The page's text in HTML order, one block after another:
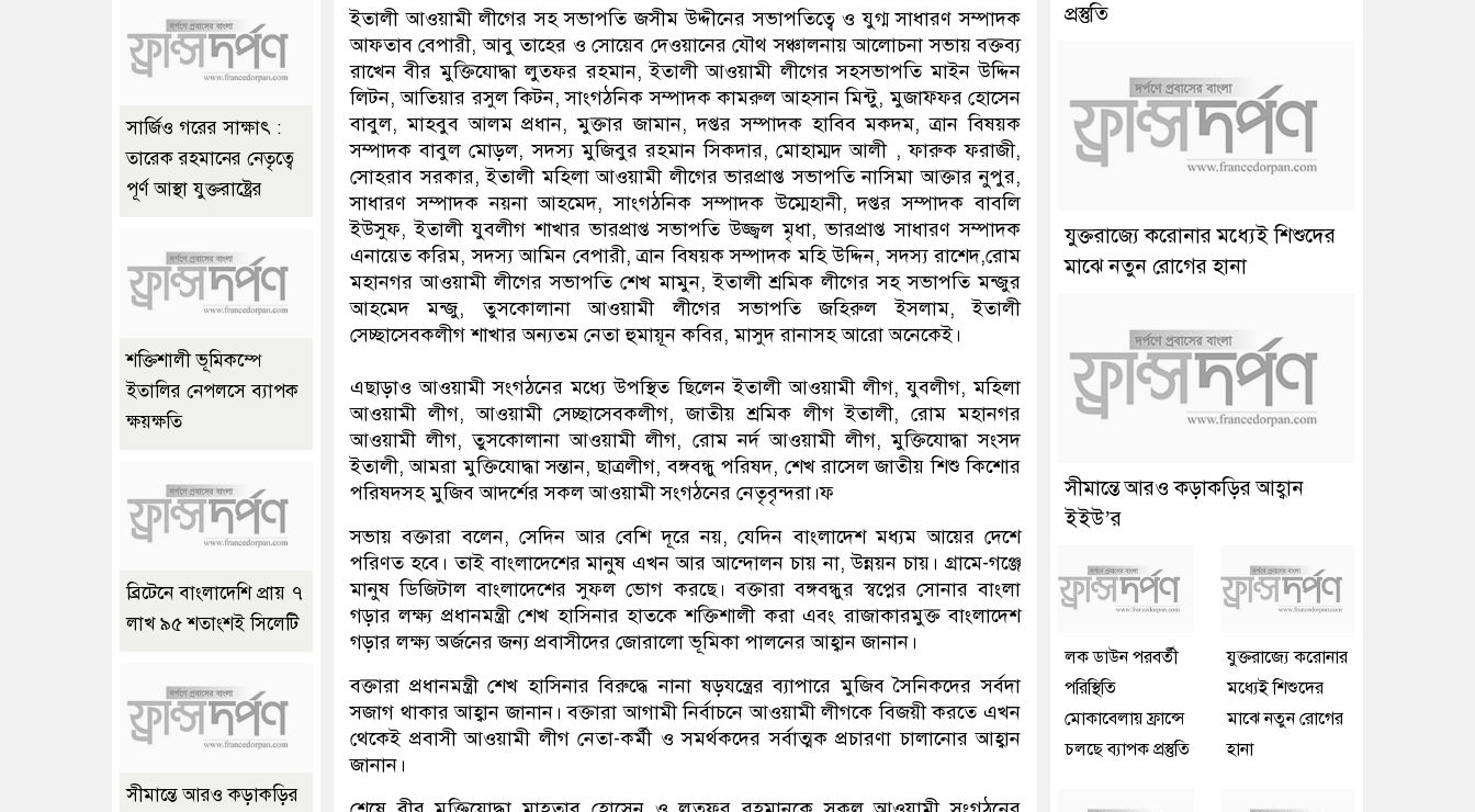
ইতালী আওয়ামী লীগের সহ সভাপতি জসীম উদ্দীনের সভাপতিত্বে ও যুগ্ম সাধারণ সম্পাদক
আফতাব বেপারী, আবু তাহের ও সোয়েব দেওয়ানের যৌথ সঞ্চালনায় আলোচনা সভায় বক্তব্য
রাখেন বীর মুক্তিযোদ্ধা লুত্ফর রহমান, ইতালী আওয়ামী লীগের সহসভাপতি মাইন উদ্দিন
লিটন, আতিয়ার রসুল কিটন, সাংগঠনিক সম্পাদক কামরুল আহসান মিন্টু, মুজাফ্ফর হোসেন
বাবুল, মাহবুব আলম প্রধান, মুক্তার জামান, দপ্তর সম্পাদক হাবিব মকদম, ত্রান বিষয়ক
সম্পাদক বাবুল মোড়ল, সদস্য মুজিবুর রহমান সিকদার, মোহাম্মদ আলী , ফারুক ফরাজী,
সোহরাব সরকার, ইতালী মহিলা আওয়ামী লীগের ভারপ্রাপ্ত সভাপতি নাসিমা আক্তার নুপুর,
সাধারণ সম্পাদক নয়না আহমেদ, সাংগঠনিক সম্পাদক উম্মেহানী, দপ্তর সম্পাদক বাবলি
ইউসুফ, ইতালী যুবলীগ শাখার ভারপ্রাপ্ত সভাপতি উজ্জ্বল মৃধা, ভারপ্রাপ্ত সাধারণ সম্পাদক
এনায়েত করিম, সদস্য আমিন বেপারী, ত্রান বিষয়ক সম্পাদক মহি উদ্দিন, সদস্য রাশেদ,রোম
মহানগর আওয়ামী লীগের সভাপতি শেখ মামুন, ইতালী শ্রমিক লীগের সহ সভাপতি মন্জুর
আহমেদ মন্জু, তুসকোলানা আওয়ামী লীগের সভাপতি জহিরুল ইসলাম, ইতালী
সেচ্ছাসেবকলীগ শাখার অন্যতম নেতা হুমায়ূন কবির, মাসুদ রানাসহ আরো অনেকেই।
এছাড়াও আওয়ামী সংগঠনের মধ্যে উপস্থিত ছিলেন ইতালী আওয়ামী লীগ, যুবলীগ, মহিলা
আওয়ামী লীগ, আওয়ামী সেচ্ছাসেবকলীগ, জাতীয় শ্রমিক লীগ ইতালী, রোম মহানগর
আওয়ামী লীগ, তুসকোলানা আওয়ামী লীগ, রোম নর্দ আওয়ামী লীগ, মুক্তিযোদ্ধা সংসদ
ইতালী, আমরা মুক্তিযোদ্ধা সন্তান, ছাত্রলীগ, বঙ্গবন্ধু পরিষদ, শেখ রাসেল জাতীয় শিশু কিশোর
পরিষদসহ মুজিব আদর্শের সকল আওয়ামী সংগঠনের নেতৃবৃন্দরা।ফ
সভায় বক্তারা বলেন, সেদিন আর বেশি দূরে নয়, যেদিন বাংলাদেশ মধ্যম আয়ের দেশে
পরিণত হবে। তাই বাংলাদেশের মানুষ এখন আর আন্দোলন চায় না, উন্নয়ন চায়। গ্রামে-গঞ্জে
মানুষ ডিজিটাল বাংলাদেশের সুফল ভোগ করছে। বক্তারা বঙ্গবন্ধুর স্বপ্নের সোনার বাংলা
গড়ার লক্ষ্য প্রধানমন্ত্রী শেখ হাসিনার হাতকে শক্তিশালী করা এবং রাজাকারমুক্ত বাংলাদেশ
গড়ার লক্ষ্য অর্জনের জন্য প্রবাসীদের জোরালো ভূমিকা পালনের আহ্বান জানান।
বক্তারা প্রধানমন্ত্রী শেখ হাসিনার বিরুদ্ধে নানা ষড়যন্ত্রের ব্যাপারে মুজিব সৈনিকদের সর্বদা
সজাগ থাকার আহ্বান জানান। বক্তারা আগামী নির্বাচনে আওয়ামী লীগকে বিজয়ী করতে এখন
থেকেই প্রবাসী আওয়ামী লীগ নেতা-কর্মী ও সমর্থকদের সর্বাত্মক প্রচারণা চালানোর আহ্বান
জানান।
সার্জিও গরের সাক্ষাৎ :
তারেক রহমানের নেতৃত্বে
পূর্ণ আস্থা যুক্তরাষ্ট্রের
শক্তিশালী ভূমিকম্পে
ইতালির নেপলসে ব্যাপক
ক্ষয়ক্ষতি
ব্রিটেনে বাংলাদেশি প্রায় ৭
লাখ ৯৫ শতাংশই সিলেটি
সীমান্তে আরও কড়াকড়ির
প্রস্তুতি
যুক্তরাজ্যে করোনার মধ্যেই শিশুদের
মাঝে নতুন রোগের হানা
সীমান্তে আরও কড়াকড়ির আহ্বান
ইইউ’র
লক ডাউন পরবর্তী
পরিস্থিতি
মোকাবেলায় ফ্রান্সে
চলছে ব্যাপক প্রস্তুতি
যুক্তরাজ্যে করোনার
মধ্যেই শিশুদের
মাঝে নতুন রোগের
হানা